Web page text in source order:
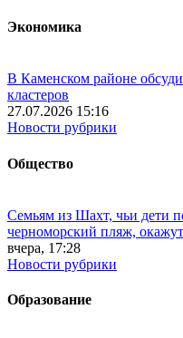
Экономика
В Каменском районе
кластеров
27.07.2026 15:16
Новости рубрики
Общество
Семьям из Шахт, чьи дети
черноморский пляж,
вчера, 17:28
Новости рубрики
Образование